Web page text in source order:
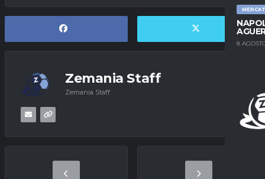
8
Zemania Staff
Zemania Staff